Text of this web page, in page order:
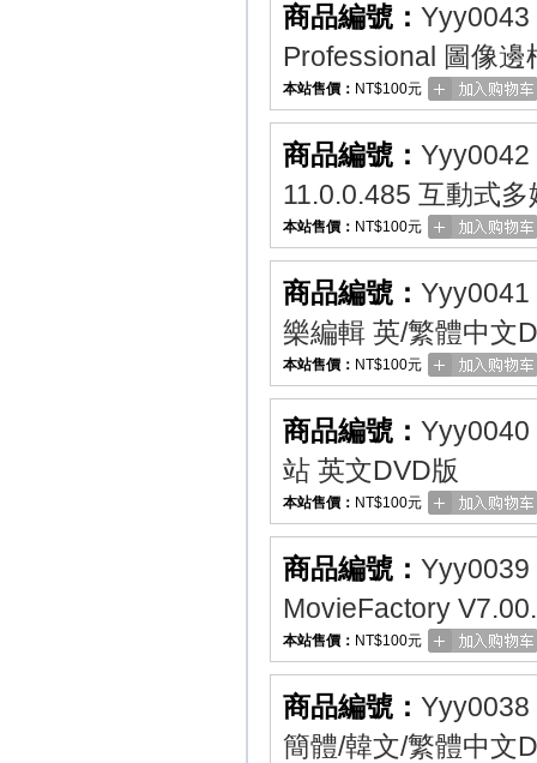
商品編號： Yyy0043
Professional 圖像
本站售價： NT$100元
商品編號： Yyy0042
11.0.0.485 互動式
本站售價： NT$100元
商品編號： Yyy0041
樂編輯 英/繁體中文
本站售價： NT$100元
商品編號： Yyy0040
站 英文DVD版
本站售價： NT$100元
商品編號： Yyy0039
MovieFactory
本站售價： NT$100元
商品編號： Yyy0038
簡體/韓文/繁體中文